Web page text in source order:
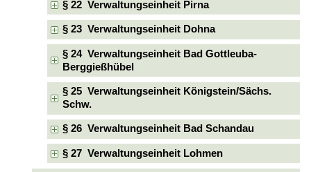
§ 22 Verwaltungseinheit Pirna
§ 23 Verwaltungseinheit Dohna
§ 24 Verwaltungseinheit Bad Gottleuba-
Berggießhübel
§ 25 Verwaltungseinheit Königstein/Sächs.
Schw.
§ 26 Verwaltungseinheit Bad Schandau
§ 27 Verwaltungseinheit Lohmen